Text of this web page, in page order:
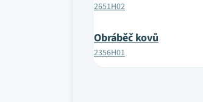
2651H02
Obráběč kovů
2356H01